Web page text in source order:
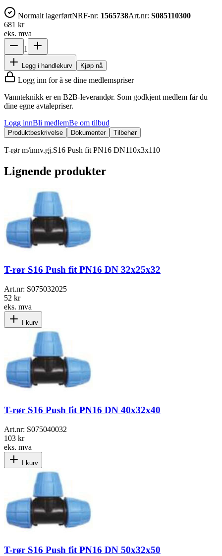
Normalt lagerførtNRF-nr: 1565738Art.nr: S085110300
681 kr
eks. mva
1
Legg i handlekurv Kjøp nå
Logg inn for å se dine medlemspriser
Vannteknikk er en B2B-leverandør. Som godkjent medlem får du
dine egne avtalepriser.
Logg innBli medlemBe om tilbud
Produktbeskrivelse Dokumenter Tilbehør
T-rør m/innv.gj.S16 Push fit PN16 DN110x3x110
Lignende produkter
T-rør S16 Push fit PN16 DN 32x25x32
Art.nr: S075032025
52 kr
eks. mva
I kurv
T-rør S16 Push fit PN16 DN 40x32x40
Art.nr: S075040032
103 kr
eks. mva
I kurv
T-rør S16 Push fit PN16 DN 50x32x50